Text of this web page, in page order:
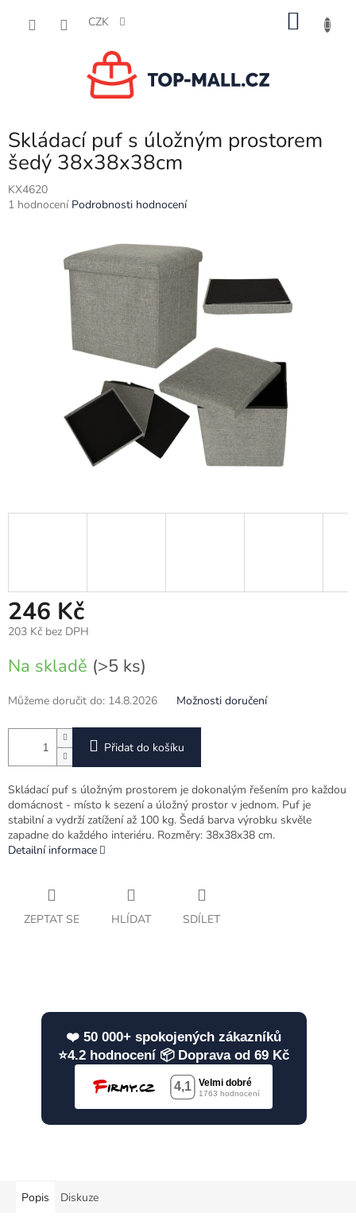
CZK
Skládací puf s úložným prostorem
šedý 38x38x38cm
KX4620
Průměrné
1 hodnocení Podrobnosti hodnocení
246 Kč
203 Kč bez DPH
cena:
Na skladě (>5 ks)
Můžeme doručit do: 14.8.2026 Možnosti doručení
Přidat do košíku
Skládací puf s úložným prostorem je dokonalým řešením pro každou
domácnost - místo k sezení a úložný prostor v jednom. Puf je
stabilní a vydrží zatížení až 100 kg. Šedá barva výrobku skvěle
zapadne do každého interiéru. Rozměry: 38x38x38 cm.
Detailní informace
ZEPTAT SE HLÍDAT SDÍLET
❤️ 50 000+ spokojených zákazníků
⭐4.2 hodnocení 📦 Doprava od 69 Kč
Popis Diskuze